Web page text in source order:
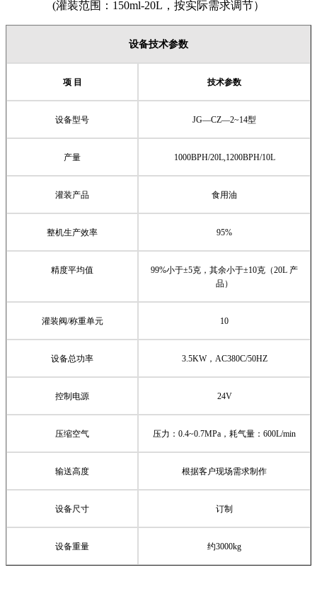
(灌装范围：150ml-20L，按实际需求调节）
设备技术参数
项 目 技术参数
设备型号 JG—CZ—2~14型
产量 1000BPH/20L,1200BPH/10L
灌装产品 食用油
整机生产效率 95%
精度平均值 99%小于±5克，其余小于±10克（20L 产
品）
灌装阀/称重单元 10
设备总功率 3.5KW， AC380C/50HZ
控制电源 24V
压缩空气 压力： 0.4~0.7MPa ，耗气量： 600L/min
输送高度 根据客户现场需求制作
设备尺寸 订制
设备重量 约3000kg